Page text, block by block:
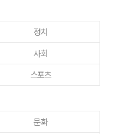
정치
사회
스포츠
문화